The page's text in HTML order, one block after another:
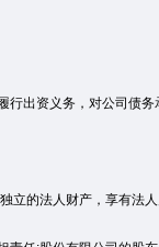
出资义务，对公司债务
的法人财产，享有法